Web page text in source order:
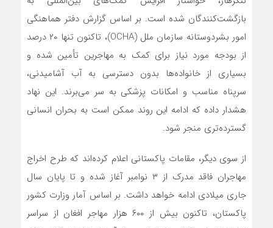
بازگشت‌کنندگان شده است. بر اساس گزارش دفتر هماهنگی
امور بشردوستانه سازمان ملل (OCHA)، تاکنون تنها ۲۰ درصد
از بودجه مورد نیاز برای کمک به مهاجرین تأمین شده و
بسیاری از خانواده‌ها بدون دسترسی به آب آشامیدنی،
سرپناه مناسب و امکانات پزشکی به سر می‌برند. این نهاد
هشدار داده که ادامه این روند ممکن است به بحران انسانی
گسترده‌تری منجر شود.
از سوی دیگر، مقامات پاکستانی اعلام کرده‌اند که طرح اخراج
مهاجران فاقد مدرک از ۳ نوامبر آغاز شده و تا پایان سال
جاری میلادی ادامه خواهد داشت. بر اساس آمار وزارت کشور
پاکستان، تاکنون بیش از ۶۰۰ هزار مهاجر افغان از سراسر